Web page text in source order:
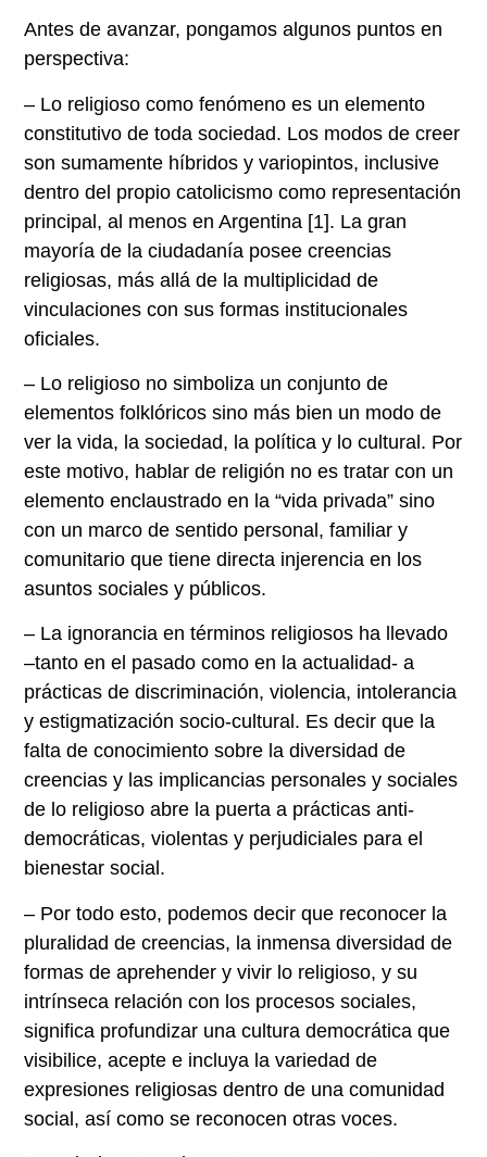
Antes de avanzar, pongamos algunos puntos en
perspectiva:
– Lo religioso como fenómeno es un elemento
constitutivo de toda sociedad. Los modos de creer
son sumamente híbridos y variopintos, inclusive
dentro del propio catolicismo como representación
principal, al menos en Argentina [1]. La gran
mayoría de la ciudadanía posee creencias
religiosas, más allá de la multiplicidad de
vinculaciones con sus formas institucionales
oficiales.
– Lo religioso no simboliza un conjunto de
elementos folklóricos sino más bien un modo de
ver la vida, la sociedad, la política y lo cultural. Por
este motivo, hablar de religión no es tratar con un
elemento enclaustrado en la “vida privada” sino
con un marco de sentido personal, familiar y
comunitario que tiene directa injerencia en los
asuntos sociales y públicos.
– La ignorancia en términos religiosos ha llevado
–tanto en el pasado como en la actualidad- a
prácticas de discriminación, violencia, intolerancia
y estigmatización socio-cultural. Es decir que la
falta de conocimiento sobre la diversidad de
creencias y las implicancias personales y sociales
de lo religioso abre la puerta a prácticas anti-
democráticas, violentas y perjudiciales para el
bienestar social.
– Por todo esto, podemos decir que reconocer la
pluralidad de creencias, la inmensa diversidad de
formas de aprehender y vivir lo religioso, y su
intrínseca relación con los procesos sociales,
significa profundizar una cultura democrática que
visibilice, acepte e incluya la variedad de
expresiones religiosas dentro de una comunidad
social, así como se reconocen otras voces.